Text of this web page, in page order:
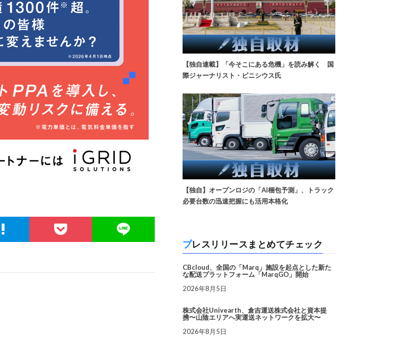
【独自連載】「今そこにある危機」を読み解く 国
際ジャーナリスト・ビニシウス氏
【独自】オープンロジの「AI梱包予測」、トラック
必要台数の迅速把握にも活用本格化
プレスリリースまとめてチェック
CBcloud、全国の「Marq」施設を起点とした新た
な配送プラットフォーム「MarqGO」開始
2026年8月5日
株式会社Univearth、倉吉運送株式会社と資本提
携〜山陰エリアへ実運送ネットワークを拡大〜
2026年8月5日